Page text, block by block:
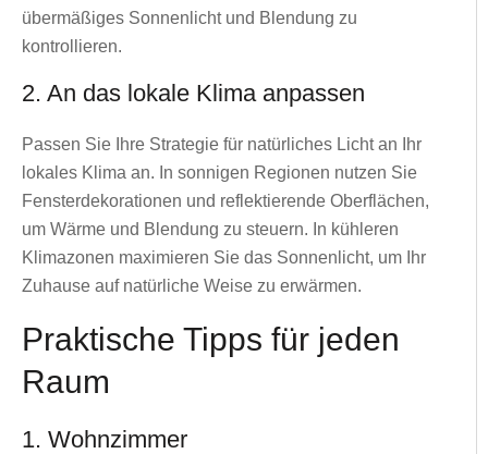
übermäßiges Sonnenlicht und Blendung zu
kontrollieren.
2. An das lokale Klima anpassen
Passen Sie Ihre Strategie für natürliches Licht an Ihr
lokales Klima an. In sonnigen Regionen nutzen Sie
Fensterdekorationen und reflektierende Oberflächen,
um Wärme und Blendung zu steuern. In kühleren
Klimazonen maximieren Sie das Sonnenlicht, um Ihr
Zuhause auf natürliche Weise zu erwärmen.
Praktische Tipps für jeden
Raum
1. Wohnzimmer